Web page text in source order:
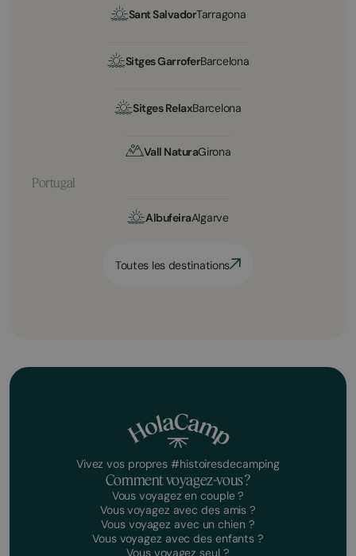
Sant SalvadorTarragona
Sitges GarroferBarcelona
Sitges RelaxBarcelona
Vall NaturaGirona
Portugal
AlbufeiraAlgarve
Toutes les destinations
Vivez vos propres #histoiresdecamping
Comment voyagez-vous ?
Vous voyagez en couple ?
Vous voyagez avec des amis ?
Vous voyagez avec un chien ?
Vous voyagez avec des enfants ?
Vous voyagez seul ?